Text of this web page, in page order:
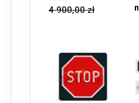
4 900,00 zł